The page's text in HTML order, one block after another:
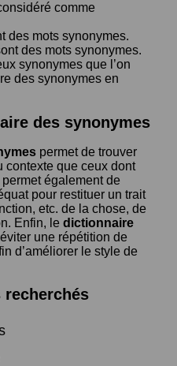
comme
des mots synonymes.
des mots synonymes.
synonymes que l’on
des synonymes en
des synonymes
permet de trouver
contexte que ceux dont
également de
pour restituer un trait
etc. de la chose, de
Enfin, le dictionnaire
une répétition de
d’améliorer le style de
recherchés